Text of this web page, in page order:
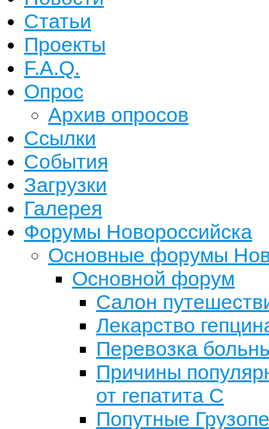
Статьи
Проекты
F.A.Q.
Опрос
Архив опросов
Ссылки
События
Загрузки
Галерея
Форумы Новороссийска
Основные форумы
Основной форум
Салон
Лекарство
Перевозка
Причины
от гепатита С
Попутные